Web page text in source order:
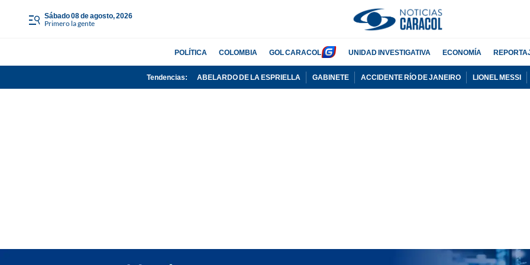
sábado 08 de agosto, 2026
Primero la gente
POLÍTICA COLOMBIA GOL CARACOL UNIDAD INVESTIGATIVA ECONOMÍA
Tendencias: ABELARDO DE LA ESPRIELLA GABINETE ACCIDENTE RÍO DE JANEIRO LIONEL MESSI